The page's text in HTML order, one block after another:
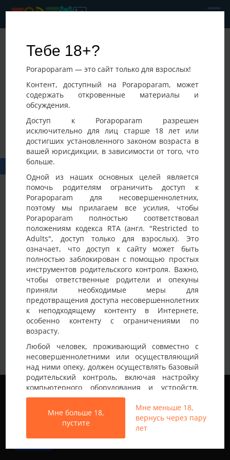
Тебе 18+?
Porapoparam — это сайт только для взрослых!
Контент, доступный на Porapoparam, может
содержать откровенные материалы и
обсуждения.
Доступ к Porapoparam разрешен
исключительно для лиц старше 18 лет или
достигших установленного законом возраста в
вашей юрисдикции, в зависимости от того, что
больше.
Одной из наших основных целей является
помочь родителям ограничить доступ к
Porapoparam для несовершеннолетних,
поэтому мы прилагаем все усилия, чтобы
Porapoparam полностью соответствовал
положениям кодекса RTA (англ. "Restricted to
Adults", доступ только для взрослых). Это
означает, что доступ к сайту может быть
полностью заблокирован с помощью простых
инструментов родительского контроля. Важно,
чтобы ответственные родители и опекуны
приняли необходимые меры для
предотвращения доступа несовершеннолетних
к неподходящему контенту в Интернете,
особенно контенту с ограничениями по
возрасту.
Любой человек, проживающий совместно с
несовершеннолетними или осуществляющий
над ними опеку, должен осуществлять базовый
родительский контроль, включая настройку
компьютерного оборудования и устройств,
установку программного обеспечения или
подключение услуг фильтрации от провайдера,
чтобы заблокировать доступ
несовершеннолетних к неподходящему
контенту.
Мне больше 18,
пустите
Мне меньше 18,
вернусь через пару
лет
Parochka
23-07-2026 05:38
,
Вам необходимоавторизоваться илиcоздать учетную
записьдля публикации на Доске участника.
Извините, но на данный момент нам нечего вам
показать. Попробуйте использовать другой фильтр или
зайти попозже.
Все права защищены © 2013-2026
Свинг знакомства не только в Украине
Мы используем файлы cookie, чтобы обеспечить
наилучшее качество работы на нашем сайте.
Подробнее узнать о том, какие файлы cookie мы
используем, или отключить их можно в разделе